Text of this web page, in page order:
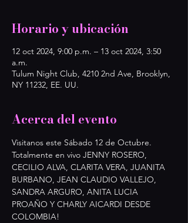
Horario y ubicación
12 oct 2024, 9:00 p.m. – 13 oct 2024, 3:50
a.m.
Tulum Night Club, 4210 2nd Ave, Brooklyn,
NY 11232, EE. UU.
Acerca del evento
Visitanos este Sábado 12 de Octubre.
Totalmente en vivo JENNY ROSERO,
CECILIO ALVA, CLARITA VERA, JUANITA
BURBANO, JEAN CLAUDIO VALLEJO,
SANDRA ARGURO, ANITA LUCIA
PROAÑO Y CHARLY AICARDI DESDE
COLOMBIA!